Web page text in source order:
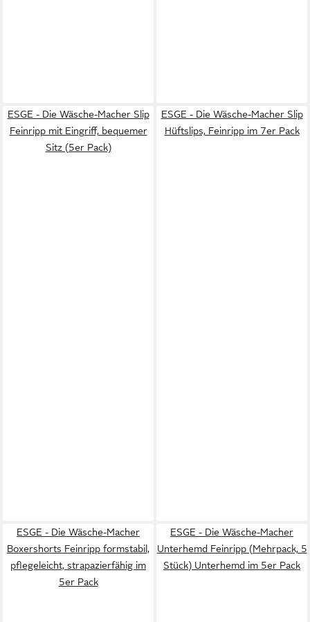
ESGE - Die Wäsche-Macher Slip
Feinripp mit Eingriff, bequemer
Sitz (5er Pack)
ESGE - Die Wäsche-Macher Slip
Hüftslips, Feinripp im 7er Pack
ESGE - Die Wäsche-Macher
Boxershorts Feinripp formstabil,
pflegeleicht, strapazierfähig im
5er Pack
ESGE - Die Wäsche-Macher
Unterhemd Feinripp (Mehrpack, 5
Stück) Unterhemd im 5er Pack